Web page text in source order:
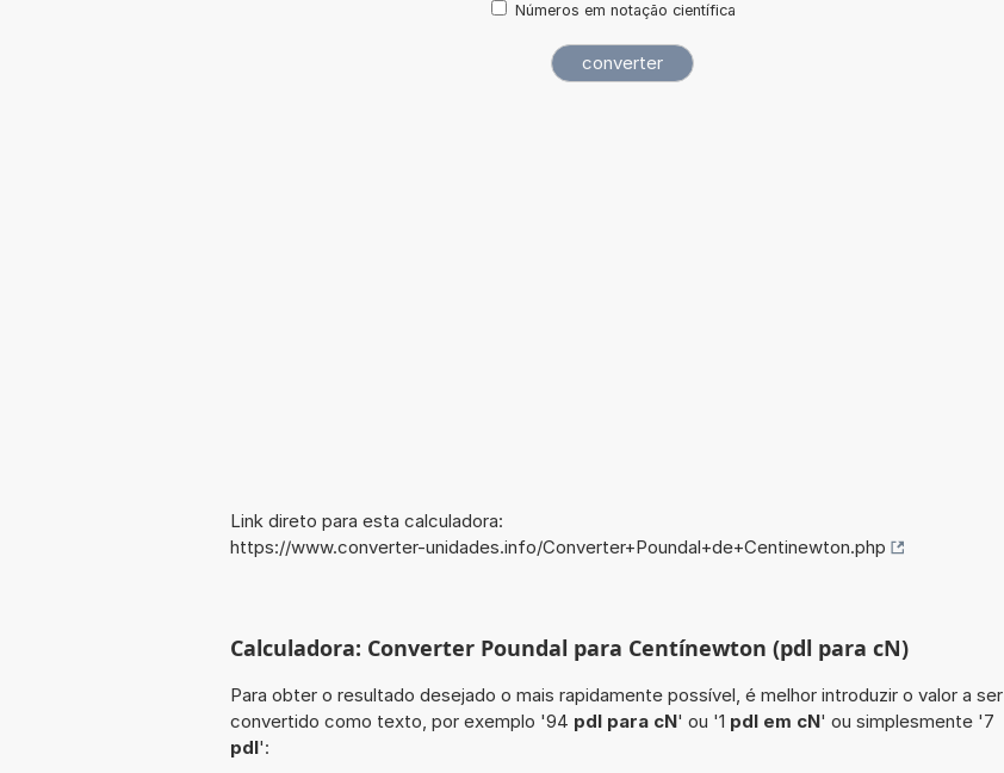
Números em notação científica
Link direto para esta calculadora:
https://www.converter-unidades.info/Converter+Poundal+de+Centinewton.php
Calculadora: Converter Poundal para Centínewton (pdl para cN)
Para obter o resultado desejado o mais rapidamente possível, é melhor introduzir o valor a ser
convertido como texto, por exemplo '94 pdl para cN' ou '1 pdl em cN' ou simplesmente '7
pdl':